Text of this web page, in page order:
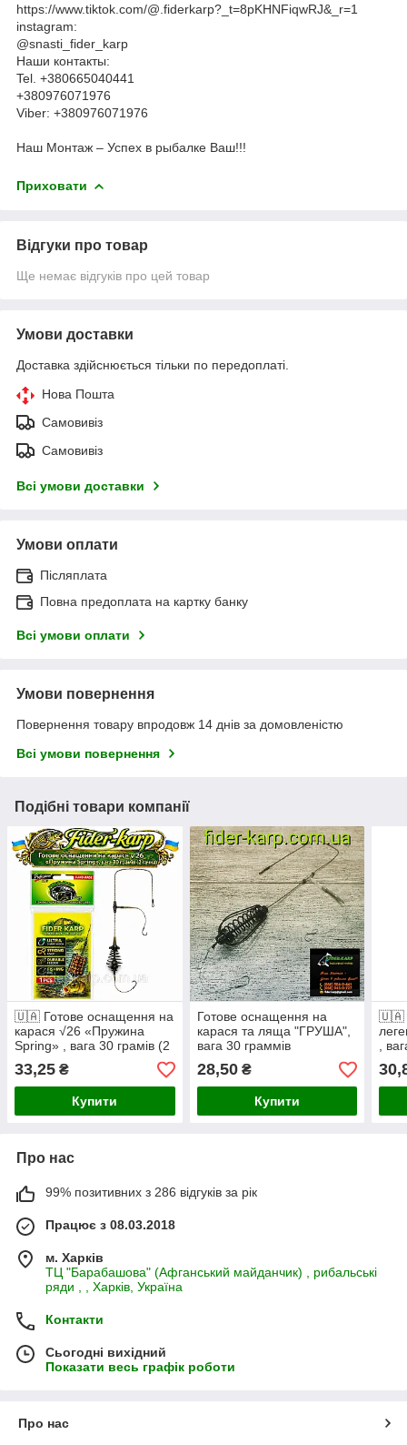
https://www.tiktok.com/@.fiderkarp?_t=8pKHNFiqwRJ&_r=1
instagram:
@snasti_fider_karp
Наши контакты:
Tel. +380665040441
+380976071976
Viber: +380976071976
Наш Монтаж – Успех в рыбалке Ваш!!!
Приховати
Відгуки про товар
Ще немає відгуків про цей товар
Умови доставки
Доставка здійснюється тільки по передоплаті.
Нова Пошта
Самовивіз
Самовивіз
Всі умови доставки
Умови оплати
Післяплата
Повна предоплата на картку банку
Всі умови оплати
Умови повернення
Повернення товару впродовж 14 днів за домовленістю
Всі умови повернення
Подібні товари компанії
🇺🇦 Готове оснащення на
карася √26 «Пружина
Spring» , вага 30 грамів (2
гачка) 🇺🇦
33,25 ₴
Купити
Готове оснащення на
карася та ляща "ГРУША",
вага 30 граммів
28,50₴
Купити
🇺🇦
,
Про нас
99% позитивних з 286 відгуків за рік
Працює з 08.03.2018
м. Харків
ТЦ "Барабашова" (Афганський майданчик) , рибальські
ряди , , Харків, Україна
Контакти
Сьогодні вихідний
Показати весь графік роботи
Про нас